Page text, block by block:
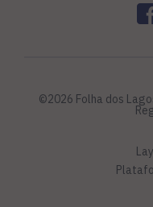
©2026 Folha dos